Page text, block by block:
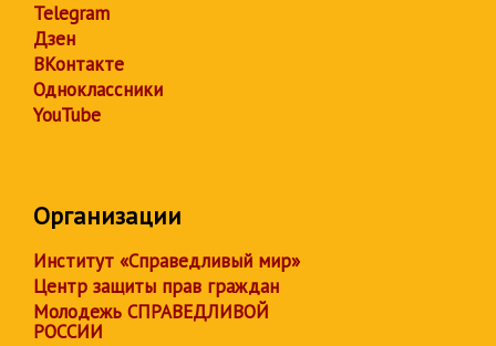
Telegram
Дзен
ВКонтакте
Одноклассники
YouTube
Организации
Институт «Справедливый мир»
Центр защиты прав граждан
Молодежь СПРАВЕДЛИВОЙ
РОССИИ